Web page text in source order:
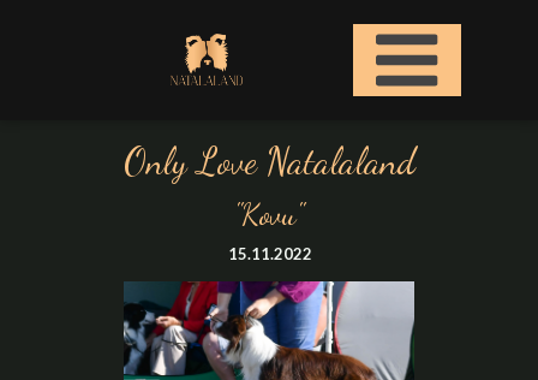
"Kovu"
Only Love Natalaland
15.11.2022